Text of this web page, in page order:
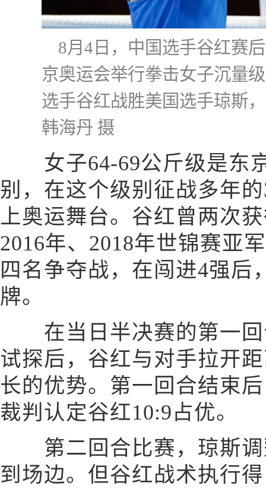
8月4日，中国选手谷红赛
京奥运会举行拳击女子沉量
选手谷红战胜美国选手琼斯
韩海丹 摄
女子64-69公斤级是东
别，在这个级别征战多年
上奥运舞台。谷红曾两次
2016年、2018年世锦赛亚
四名争夺战，在闯进4强后
牌。
在当日半决赛的第一回
试探后，谷红与对手拉开
长的优势。第一回合结束
裁判认定谷红10:9占优。
第二回合比赛，琼斯调
到场边。但谷红战术执行